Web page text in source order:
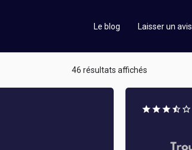
Le blog Laisser un avis
46 résultats affichés